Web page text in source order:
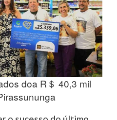
doa R＄ 40,3 mil